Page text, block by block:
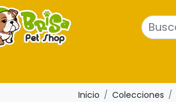
Inicio Colecciones